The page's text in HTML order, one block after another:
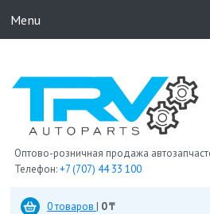
Menu
Оптово-розничная продажа
Телефон:+7 (707) 44 33 100
0 товаров | 0 ₸